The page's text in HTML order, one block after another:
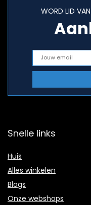
WORD LID
Snelle links
Huis
Alles winkelen
Blogs
Onze webshops